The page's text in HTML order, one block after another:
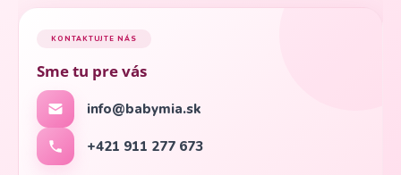
KONTAKTUJTE NÁS
Sme tu pre vás
info@babymia.sk
+421 911 277 673